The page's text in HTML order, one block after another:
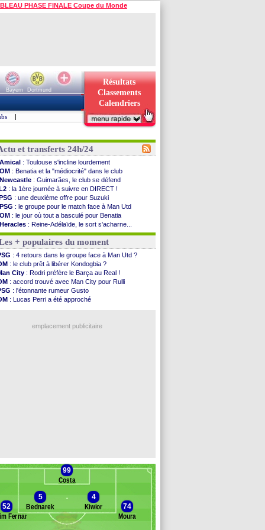
PHASE FINALE Coupe du Monde
Bayern
Dortmund
Résultats
Classements
Calendriers
|
et transferts 24h/24
Amical : Toulouse s'incline lourdement
OM : Benatia et la "médiocrité" dans le club
Newcastle : Guimarães, le club se défend
: la 1ère journée à suivre en DIRECT !
: une deuxième offre pour Suzuki
PSG : le groupe pour le match face à Man Utd
OM : le jour où tout a basculé pour Benatia
Heracles : Reine-Adélaïde, le sort s'acharne...
Monaco: Mawissa a gravement blessé Uche
OM: accord avec la Real Sociedad pour Aguerd
Barça: Araujo va partir en prêt à Liverpool
OM : Côme pousse pour Gouiri
Man Utd: le groupe pour défier le PSG
: Caen premier leader
: Højbjerg, son agent maintient le suspense
: Gouiri évoque son avenir
: le transfert d'Asllani tombe à l'eau
: Al-Ahli veut Pape Gueye
+ populaires du moment
: 4 retours dans le groupe face à Man Utd ?
: le club prêt à libérer Kondogbia ?
City : Rodri préfère le Barça au Real !
: accord trouvé avec Man City pour Rulli
: l'étonnante rumeur Gusto
: Lucas Perri a été approché
emplacement publicitaire
99
Costa
5
Bednarek
4
Kiwior
52
Fernandes
74
Moura